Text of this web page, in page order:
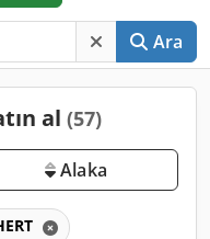
Ara
al (57)
Alaka